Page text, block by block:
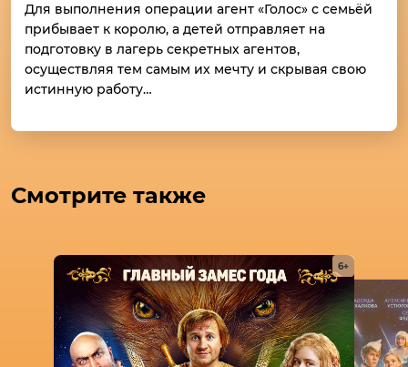
Для выполнения операции агент «Голос» с семьёй
прибывает к королю, а детей отправляет на
подготовку в лагерь секретных агентов,
осуществляя тем самым их мечту и скрывая свою
истинную работу…
Смотрите также
6+